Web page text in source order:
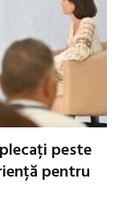
peste
pentru